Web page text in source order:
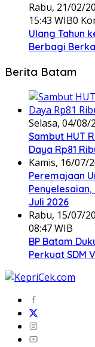
Rabu, 21/02/
15:43 WIB0
Ulang Tahun
Berbagi
Berita Batam
Selasa, 04/08/
Sambut HUT
Daya Rp81
Kamis, 16/07/
Peremajaan
Juli 2026
Rabu, 15/07/
08:47 WIB
BP Batam
Perkuat SDM